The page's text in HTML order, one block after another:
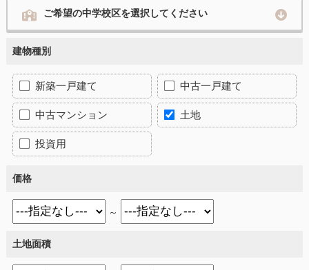
ご希望の中学校区を選択してください
建物種別
新築一戸建て 中古一戸建て
中古マンション 土地
投資用
価格
～
土地面積